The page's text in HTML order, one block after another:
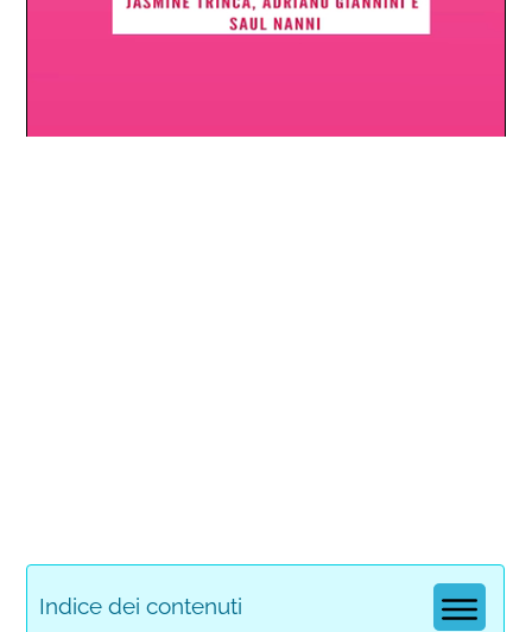
0%
0%
Indice dei contenuti